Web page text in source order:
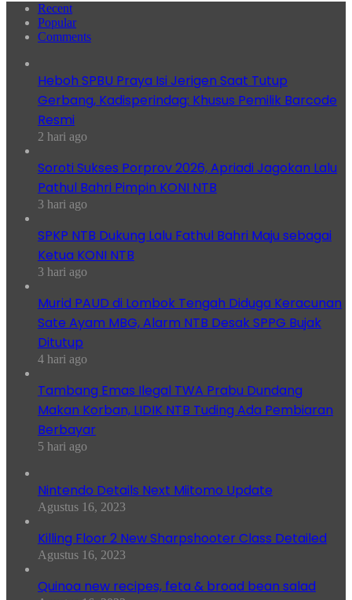
Recent
Popular
Comments
Heboh SPBU Praya Isi Jerigen Saat Tutup
Gerbang, Kadisperindag: Khusus Pemilik Barcode
Resmi
2 hari ago
Soroti Sukses Porprov 2026, Apriadi Jagokan Lalu
Pathul Bahri Pimpin KONI NTB
3 hari ago
SPKP NTB Dukung Lalu Fathul Bahri Maju sebagai
Ketua KONI NTB
3 hari ago
Murid PAUD di Lombok Tengah Diduga Keracunan
Sate Ayam MBG, Alarm NTB Desak SPPG Bujak
Ditutup
4 hari ago
Tambang Emas Ilegal TWA Prabu Dundang
Makan Korban, LIDIK NTB Tuding Ada Pembiaran
Berbayar
5 hari ago
Nintendo Details Next Miitomo Update
Agustus 16, 2023
Killing Floor 2 New Sharpshooter Class Detailed
Agustus 16, 2023
Quinoa new recipes, feta & broad bean salad